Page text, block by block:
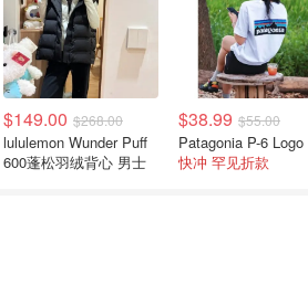
$149.00 $268.00
lululemon Wunder Puff
600蓬松羽绒背心 男士
$38.99 $55.00
快冲 罕见折款